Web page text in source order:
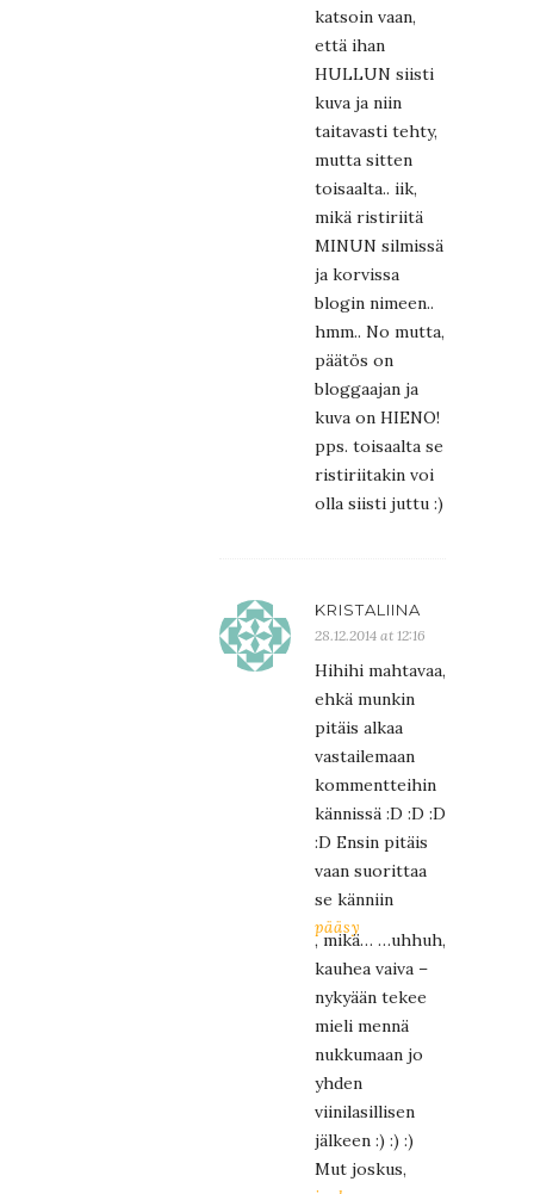
katsoin vaan,
että ihan
HULLUN siisti
kuva ja niin
taitavasti tehty,
mutta sitten
toisaalta.. iik,
mikä ristiriitä
MINUN silmissä
ja korvissa
blogin nimeen..
hmm.. No mutta,
päätös on
bloggaajan ja
kuva on HIENO!
pps. toisaalta se
ristiriitakin voi
olla siisti juttu :)
KRISTALIINA
28.12.2014 at 12:16
Hihihi mahtavaa,
ehkä munkin
pitäis alkaa
vastailemaan
kommentteihin
kännissä :D :D :D
:D Ensin pitäis
vaan suorittaa
se känniin
pääsy
, mikä… …uhhuh,
kauhea vaiva –
nykyään tekee
mieli mennä
nukkumaan jo
yhden
viinilasillisen
jälkeen :) :) :)
Mut joskus,